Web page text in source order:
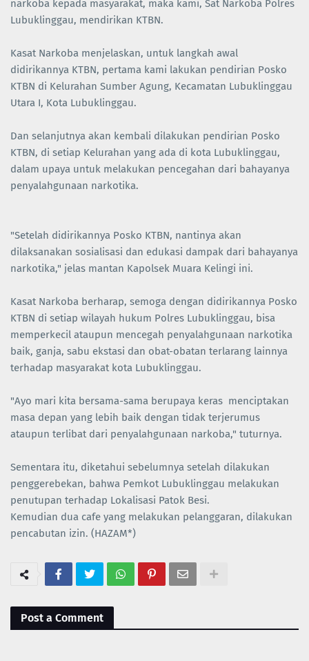
narkoba kepada masyarakat, maka kami, Sat Narkoba Polres
Lubuklinggau, mendirikan KTBN.
Kasat Narkoba menjelaskan, untuk langkah awal
didirikannya KTBN, pertama kami lakukan pendirian Posko
KTBN di Kelurahan Sumber Agung, Kecamatan Lubuklinggau
Utara I, Kota Lubuklinggau.
Dan selanjutnya akan kembali dilakukan pendirian Posko
KTBN, di setiap Kelurahan yang ada di kota Lubuklinggau,
dalam upaya untuk melakukan pencegahan dari bahayanya
penyalahgunaan narkotika.
"Setelah didirikannya Posko KTBN, nantinya akan
dilaksanakan sosialisasi dan edukasi dampak dari bahayanya
narkotika," jelas mantan Kapolsek Muara Kelingi ini.
Kasat Narkoba berharap, semoga dengan didirikannya Posko
KTBN di setiap wilayah hukum Polres Lubuklinggau, bisa
memperkecil ataupun mencegah penyalahgunaan narkotika
baik, ganja, sabu ekstasi dan obat-obatan terlarang lainnya
terhadap masyarakat kota Lubuklinggau.
"Ayo mari kita bersama-sama berupaya keras menciptakan
masa depan yang lebih baik dengan tidak terjerumus
ataupun terlibat dari penyalahgunaan narkoba," tuturnya.
Sementara itu, diketahui sebelumnya setelah dilakukan
penggerebekan, bahwa Pemkot Lubuklinggau melakukan
penutupan terhadap Lokalisasi Patok Besi.
Kemudian dua cafe yang melakukan pelanggaran, dilakukan
pencabutan izin. (HAZAM*)
Post a Comment